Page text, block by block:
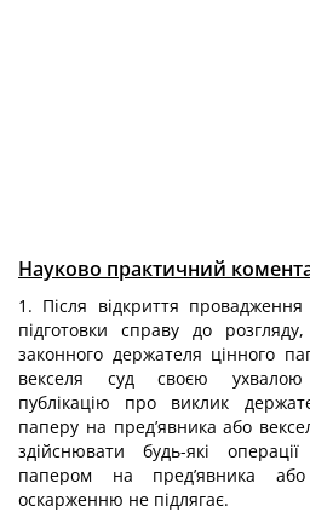
Науково практичний
1. Після відкриття
підготовки справу до
законного держателя цінного
векселя суд своєю ухвалою
публікацію про виклик
паперу на пред’явника або
здійснювати будь-які
папером на пред’явника
оскарженню не підлягає.